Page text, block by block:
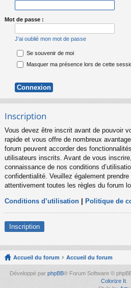
Mot de passe :
J’ai oublié mon mot de passe
Se souvenir de moi
Masquer ma présence lors de cette
Inscription
Vous devez être inscrit avant de pouvoir
rapide et vous offre de nombreux
forum peuvent accorder des
utilisateurs inscrits. Avant de vous
connaissance de nos conditions
confidentialité. Veuillez également
attentivement toutes les règles du forum
Conditions d’utilisation Politique de
Inscription
Accueil du forum Accueil du forum
Développé par phpBB® Forum Software ©
Colorize It.